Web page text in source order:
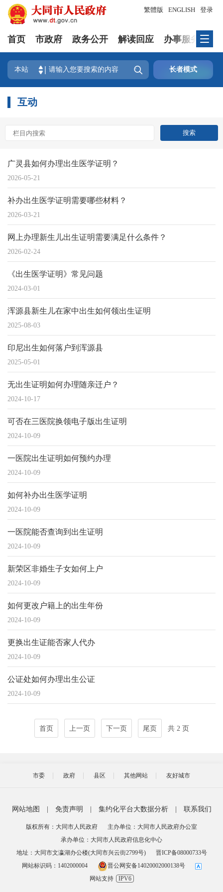
登录
繁體版 ENGLISH
首页 市政府 政务公开 解读回应 办事服务
本站  长者模式
互动
广灵县如何办理出生医学证明？
2026-05-21
补办出生医学证明需要哪些材料？
2026-03-21
网上办理新生儿出生证明需要满足什么条件？
2026-02-24
《出生医学证明》常见问题
2024-03-01
浑源县新生儿在家中出生如何领出生证明
2025-08-03
印尼出生如何落户到浑源县
2025-05-01
无出生证明如何办理随亲迁户？
2024-10-17
可否在三医院换领电子版出生证明
2024-10-09
一医院出生证明如何预约办理
2024-10-09
如何补办出生医学证明
2024-10-09
一医院能否查询到出生证明
2024-10-09
新荣区非婚生子女如何上户
2024-10-09
如何更改户籍上的出生年份
2024-10-09
更换出生证能否家人代办
2024-10-09
公证处如何办理出生公证
2024-10-09
首页 上一页 下一页 尾页 共 2 页
市委 政府 县区 其他网站 友好城市
网站地图 免责声明 集约化平台大数据分析 联系我们
版权所有：大同市人民政府
主办单位：大同市人民政府办公室
承办单位：大同市人民政府信息化中心
地址：大同市文瀛湖办公楼(大同市兴云街2799号)
晋ICP备08000733号
网站标识码：1402000004
晋公网安备14020002000138号
网站支持
IPV6